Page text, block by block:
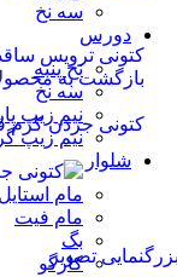
سه نخ
دورس
نخ پنبه
سه نخ
نیم زیپ
نیم زیپ
شلوار
مام استایل
مام فیت
بگ
کارگو
کتونی ترویس
بازگشت به
کتونی جردن کرم
تصویر